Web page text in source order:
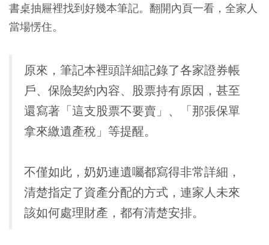
書桌抽屜裡找到好幾本筆記。翻開內頁一看，全家人
當場愣住。
原來，筆記本裡頭詳細記錄了各家證券帳
戶、保險契約內容、股票持有原因，甚至
還寫著「這支股票不要賣」、「那張保單
拿來繳遺產稅」等提醒。
不僅如此，奶奶連遺囑都寫得非常詳細，
清楚指定了資產分配的方式，連家人未來
該如何處理財產，都有清楚安排。